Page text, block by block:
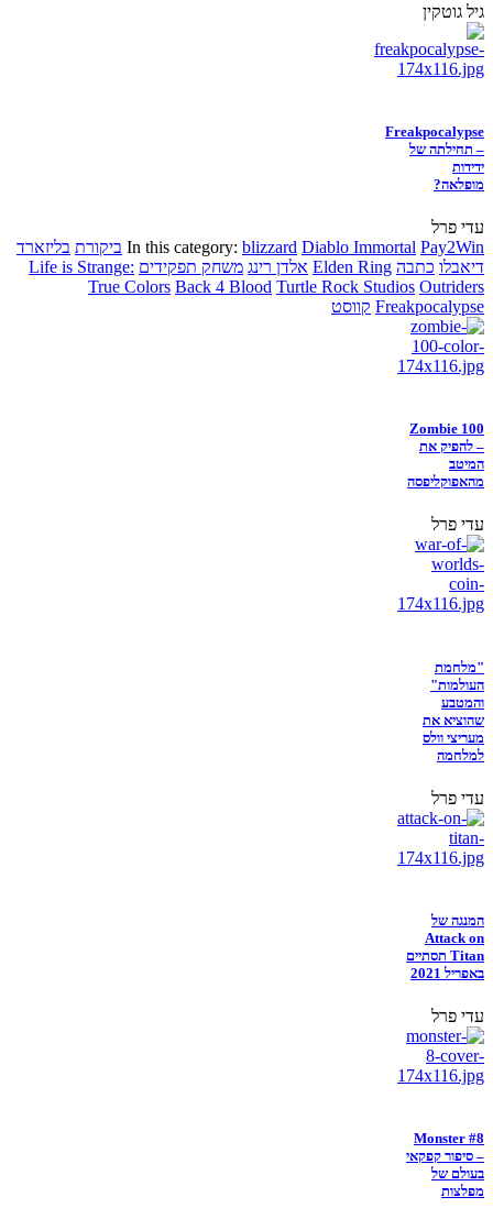
גיל גוטקין
Freakpocalypse
– תחילתה של
ידידות
מופלאה?
עדי פרל
In this category: blizzard Diablo Immortal Pay2Win ביקורת בליזארד
דיאבלו כתבה Elden Ring אלדן רינג משחק תפקידים Life is Strange:
True Colors Back 4 Blood Turtle Rock Studios Outriders
Freakpocalypse קווסט
Zombie 100
– להפיק את
המיטב
מהאפוקליפסה
עדי פרל
"מלחמת
העולמות"
והמטבע
שהוציא את
מעריצי וולס
למלחמה
עדי פרל
המנגה של
Attack on
Titan תסתיים
באפריל 2021
עדי פרל
Monster #8
– סיפור קפקאי
בעולם של
מפלצות